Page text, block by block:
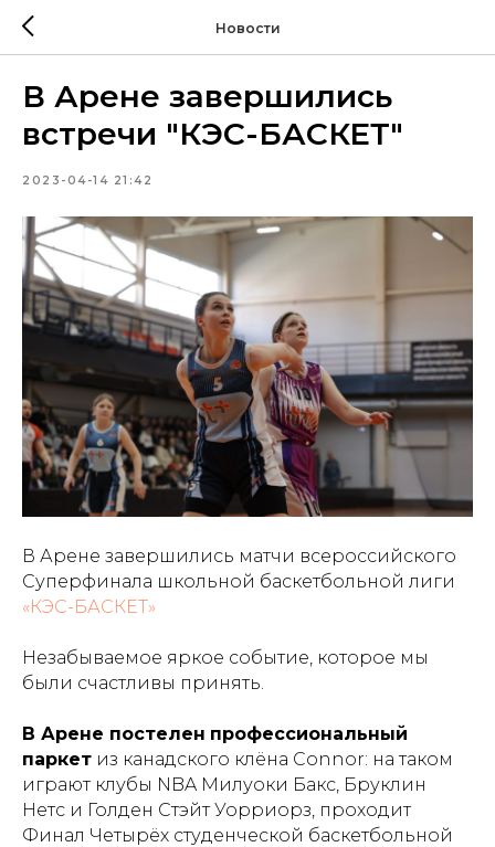
Новости
В Арене завершились
встречи "КЭС-БАСКЕТ"
2023-04-14 21:42
В Арене завершились матчи всероссийского
Суперфинала школьной баскетбольной лиги
«КЭС-БАСКЕТ»
Незабываемое яркое событие, которое мы
были счастливы принять.
В Арене постелен профессиональный
паркет из канадского клёна Connor: на таком
играют клубы NBA Милуоки Бакс, Бруклин
Нетс и Голден Стэйт Уорриорз, проходит
Финал Четырёх студенческой баскетбольной